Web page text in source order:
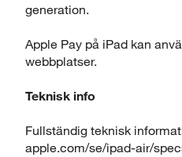
generation.
Apple Pay på iPad kan
webbplatser.
Teknisk info
Fullständig teknisk
apple.com/se/ipad-air/